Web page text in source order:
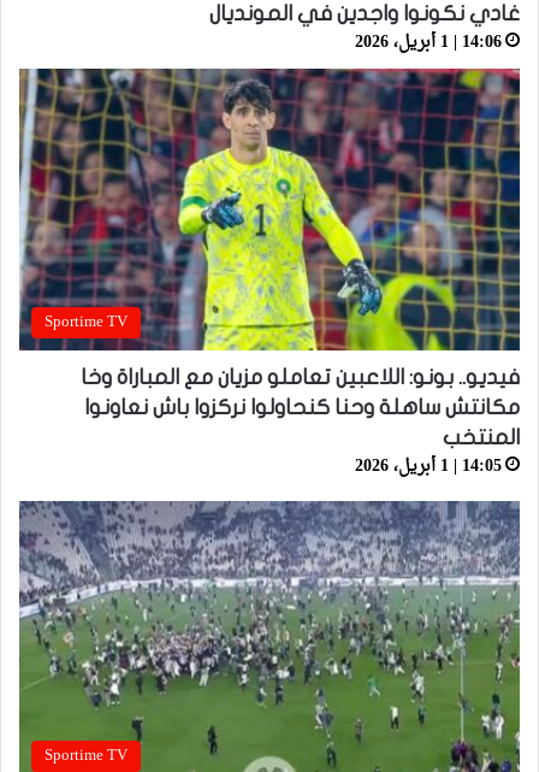
غادي نكونوا واجدين في المونديال
14:06 | 1 أبريل، 2026
Sportime TV
فيديو.. بونو: اللاعبين تعاملو مزيان مع المباراة وخا
مكانتش ساهلة وحنا كنحاولوا نركزوا باش نعاونوا
المنتخب
14:05 | 1 أبريل، 2026
Sportime TV